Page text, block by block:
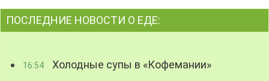
ПОСЛЕДНИЕ НОВОСТИ О ЕДЕ:
16:54 Холодные супы в «Кофемании»